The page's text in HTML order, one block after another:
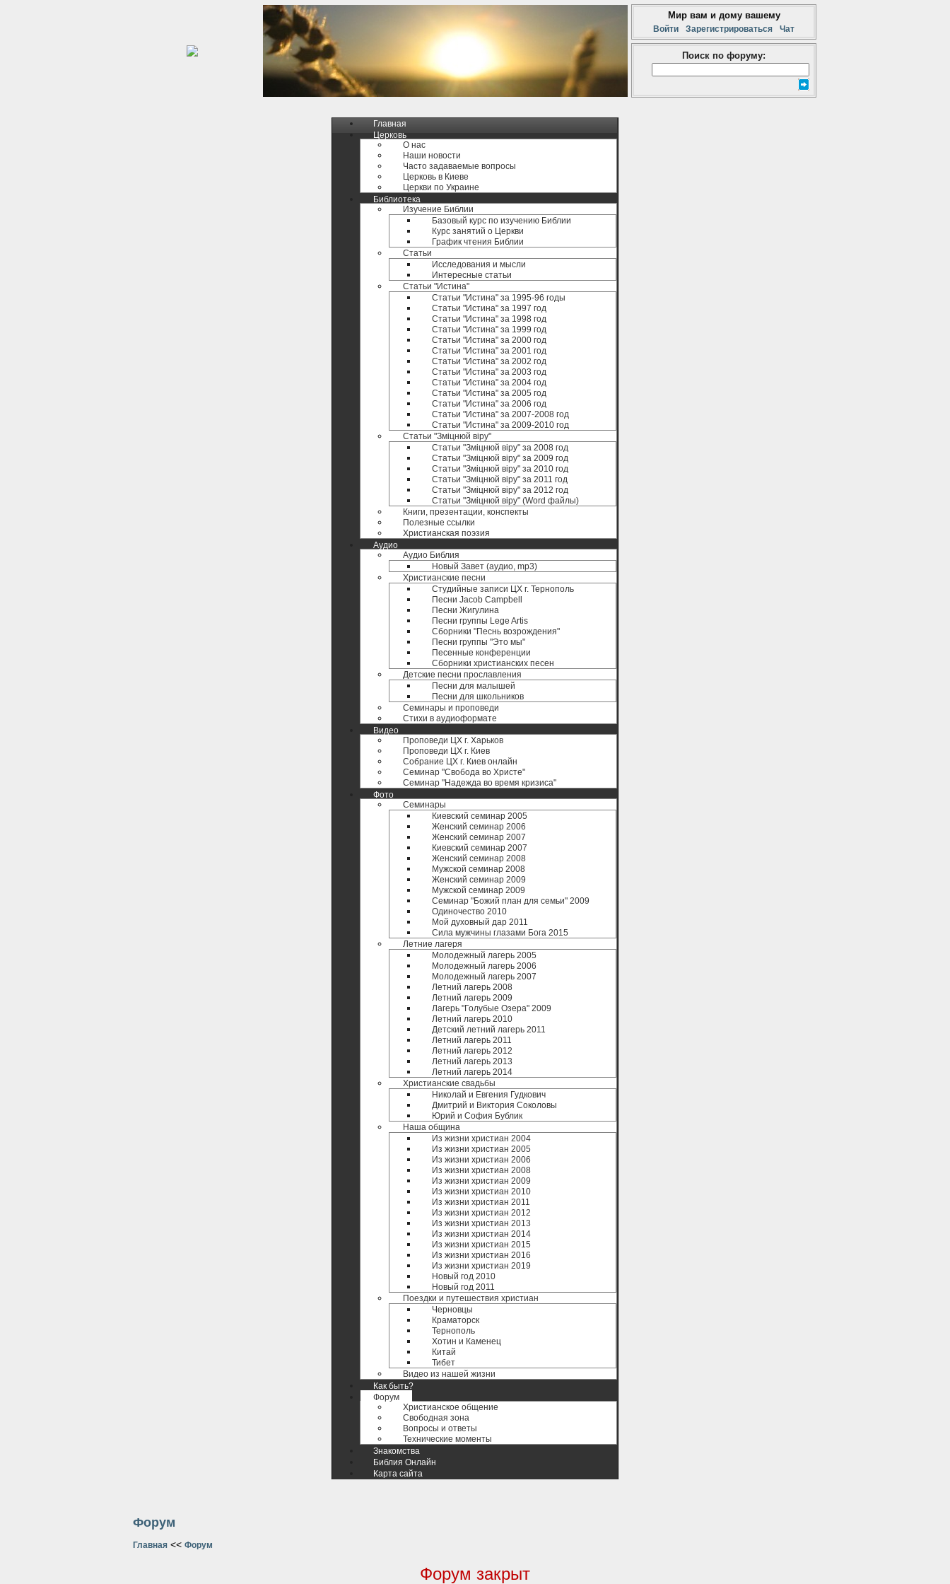
Мир вам и дому вашему
Войти Зарегистрироваться Чат
Поиск по форуму:
Главная
Церковь
О нас
Наши новости
Часто задаваемые вопросы
Церковь в Киеве
Церкви по Украине
Библиотека
Изучение Библии
Базовый курс по изучению Библии
Курс занятий о Церкви
График чтения Библии
Статьи
Исследования и мысли
Интересные статьи
Статьи "Истина"
Статьи "Истина" за 1995-96 годы
Статьи "Истина" за 1997 год
Статьи "Истина" за 1998 год
Статьи "Истина" за 1999 год
Статьи "Истина" за 2000 год
Статьи "Истина" за 2001 год
Статьи "Истина" за 2002 год
Статьи "Истина" за 2003 год
Статьи "Истина" за 2004 год
Статьи "Истина" за 2005 год
Статьи "Истина" за 2006 год
Статьи "Истина" за 2007-2008 год
Статьи "Истина" за 2009-2010 год
Статьи "Зміцнюй віру"
Статьи "Зміцнюй віру" за 2008 год
Статьи "Зміцнюй віру" за 2009 год
Статьи "Зміцнюй віру" за 2010 год
Статьи "Зміцнюй віру" за 2011 год
Статьи "Зміцнюй віру" за 2012 год
Статьи "Зміцнюй віру" (Word файлы)
Книги, презентации, конспекты
Полезные ccылки
Христианская поэзия
Аудио
Аудио Библия
Новый Завет (аудио, mp3)
Христианские песни
Студийные записи ЦХ г. Тернополь
Песни Jacob Campbell
Песни Жигулина
Песни группы Lege Artis
Сборники "Песнь возрождения"
Песни группы "Это мы"
Песенные конференции
Сборники христианских песен
Детские песни прославления
Песни для малышей
Песни для школьников
Семинары и проповеди
Стихи в аудиоформате
Видео
Проповеди ЦХ г. Харьков
Проповеди ЦХ г. Киев
Собрание ЦХ г. Киев онлайн
Семинар "Свобода во Христе"
Семинар "Надежда во время кризиса"
Фото
Семинары
Киевский семинар 2005
Женский семинар 2006
Женский семинар 2007
Киевский семинар 2007
Женский семинар 2008
Мужской семинар 2008
Женский семинар 2009
Мужской семинар 2009
Семинар "Божий план для семьи" 2009
Одиночество 2010
Мой духовный дар 2011
Сила мужчины глазами Бога 2015
Летние лагеря
Молодежный лагерь 2005
Молодежный лагерь 2006
Молодежный лагерь 2007
Летний лагерь 2008
Летний лагерь 2009
Лагерь "Голубые Озера" 2009
Летний лагерь 2010
Детский летний лагерь 2011
Летний лагерь 2011
Летний лагерь 2012
Летний лагерь 2013
Летний лагерь 2014
Христианские свадьбы
Николай и Евгения Гудкович
Дмитрий и Виктория Соколовы
Юрий и София Бублик
Наша община
Из жизни христиан 2004
Из жизни христиан 2005
Из жизни христиан 2006
Из жизни христиан 2008
Из жизни христиан 2009
Из жизни христиан 2010
Из жизни христиан 2011
Из жизни христиан 2012
Из жизни христиан 2013
Из жизни христиан 2014
Из жизни христиан 2015
Из жизни христиан 2016
Из жизни христиан 2019
Новый год 2010
Новый год 2011
Поездки и путешествия христиан
Черновцы
Краматорск
Тернополь
Хотин и Каменец
Китай
Тибет
Видео из нашей жизни
Как быть?
Форум
Христианское общение
Свободная зона
Вопросы и ответы
Технические моменты
Знакомства
Библия Онлайн
Карта сайта
Форум
Главная << Форум
Форум закрыт